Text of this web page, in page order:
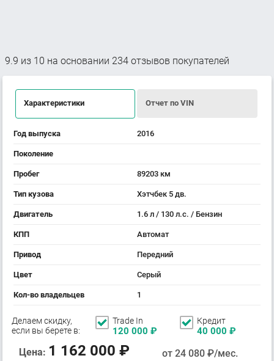
9.9 из 10 на основании 234 отзывов покупателей
Характеристики Отчет по VIN
Год выпуска 2016
Поколение
Пробег 89203 км
Тип кузова Хэтчбек 5 дв.
Двигатель 1.6 л / 130 л.с. / Бензин
КПП Автомат
Привод Передний
Цвет Серый
Кол-во владельцев 1
Делаем скидку,
если вы берете в:
Trade In
120 000 ₽
Кредит
40 000 ₽
Цена: 1 162 000 ₽ от 24 080₽/мес.